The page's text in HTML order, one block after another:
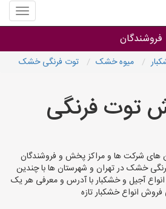
منوی
سایت
فروشندگان
های استان ها
میوه خشک توت فرنگی خشک
توت فرنگی
شرکت ها و مراکز پخش و فروشندگان
خشک در تهران و شهرستان ها با چندین
آجیل و خشکبار با آدرس و معرفی هر یک
انواع خشکبار تازه